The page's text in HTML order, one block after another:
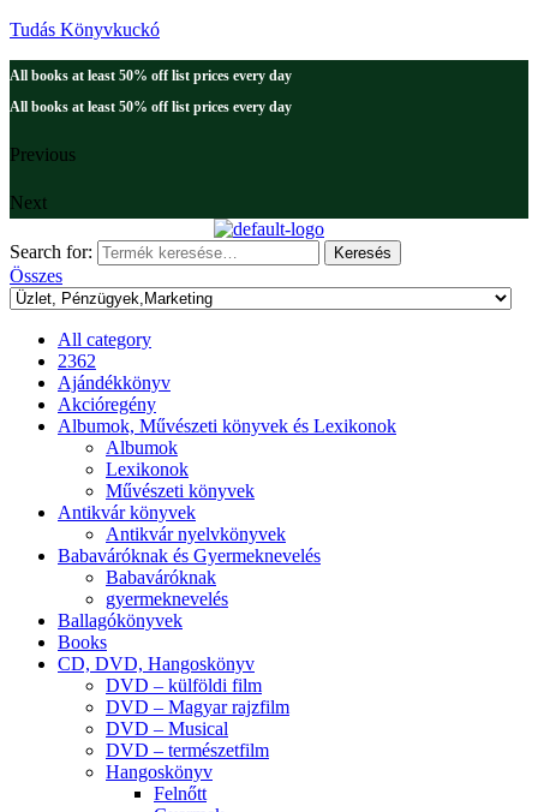
Tudás Könyvkuckó
All books at least 50% off list prices every day
All books at least 50% off list prices every day
Previous
Next
Search for: Keresés
Összes
All category
2362
Ajándékkönyv
Akcióregény
Albumok, Művészeti könyvek és Lexikonok
Albumok
Lexikonok
Művészeti könyvek
Antikvár könyvek
Antikvár nyelvkönyvek
Babaváróknak és Gyermeknevelés
Babaváróknak
gyermeknevelés
Ballagókönyvek
Books
CD, DVD, Hangoskönyv
DVD – külföldi film
DVD – Magyar rajzfilm
DVD – Musical
DVD – természetfilm
Hangoskönyv
Felnőtt